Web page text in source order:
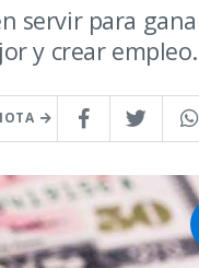
servir para
y crear empleo.